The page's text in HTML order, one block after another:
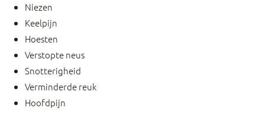
Niezen
Keelpijn
Hoesten
Verstopte neus
Snotterigheid
Verminderde reuk
Hoofdpijn